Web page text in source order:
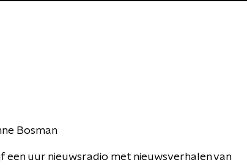
Bosman
een uur nieuwsradio met nieuwsverhalen van